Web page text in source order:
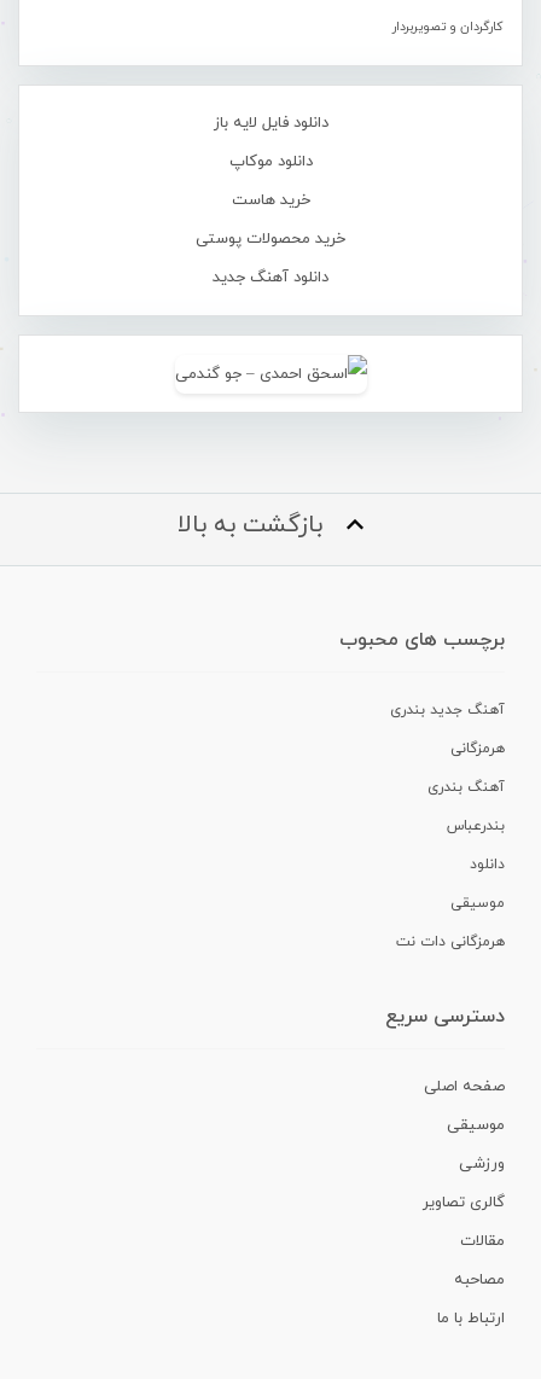
کارگردان و تصویربردار
دانلود فایل لایه باز
دانلود موکاپ
خرید هاست
خرید محصولات پوستی
دانلود آهنگ جدید
بازگشت به بالا
برچسب های محبوب
آهنگ جدید بندری
هرمزگانی
آهنگ بندری
بندرعباس
دانلود
موسیقی
هرمزگانی دات نت
دسترسی سریع
صفحه اصلی
موسیقی
ورزشی
گالری تصاویر
مقالات
مصاحبه
ارتباط با ما